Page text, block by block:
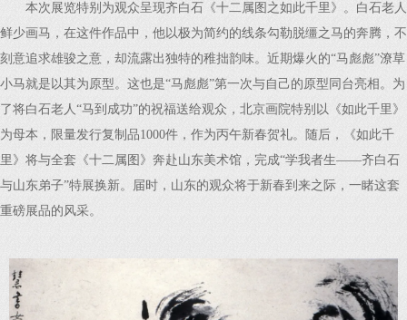
本次展览特别为观众呈现齐白石《十二属图之如此千里》。白石老人
鲜少画马，在这件作品中，他以极为简约的线条勾勒脱缰之马的奔腾，不
刻意追求雄骏之意，却流露出独特的稚拙韵味。近期爆火的“马彪彪”潦草
小马就是以其为原型。这也是“马彪彪”第一次与自己的原型同台亮相。为
了将白石老人“马到成功”的祝福送给观众，北京画院特别以《如此千里》
为母本，限量发行复制品1000件，作为丙午新春贺礼。随后，《如此千
里》将与全套《十二属图》奔赴山东美术馆，完成“学我者生——齐白石
与山东弟子”特展换新。届时，山东的观众将于新春到来之际，一睹这套
重磅展品的风采。